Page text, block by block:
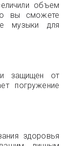
объем
вы сможете
музыки для
и защищен от
погружение
здоровья